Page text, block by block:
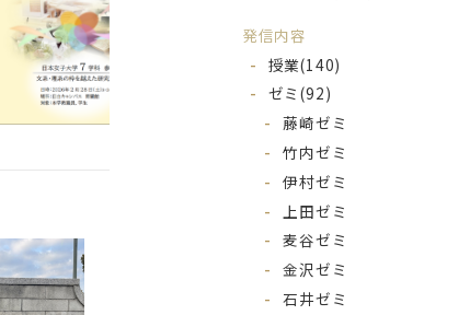
発信内容
授業(140)
ゼミ(92)
藤崎ゼミ
竹内ゼミ
伊村ゼミ
上田ゼミ
麦谷ゼミ
金沢ゼミ
石井ゼミ